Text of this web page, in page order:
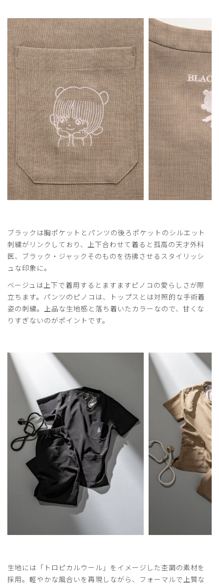
ブラックは胸ポケットとパンツの後ろポケットのシルエット
刺繍がリンクしており、上下合わせて着ると孤高の天才外科
医、ブラック・ジャックそのものを彷彿させるスタイリッシ
ュな印象に。
ベージュは上下で着用するとますますピノコの愛らしさが際
立ちます。パンツのピノコは、トップスとは対照的な手術着
姿の刺繍。上品な生地感と落ち着いたカラーなので、甘くな
りすぎないのがポイントです。
生地には「トロピカルウール」をイメージした杢調の素材を
採用。軽やかな風合いを再現しながら、フォーマルで上質な